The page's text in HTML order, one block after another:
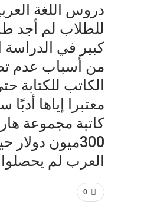
دروس اللغة
للطلاب لم أجد
كبير في الدراسة
من أسباب عدم
الكاتب للكتابة
معتبرا إياها
كاتبة مجموعة
العرب لم
0